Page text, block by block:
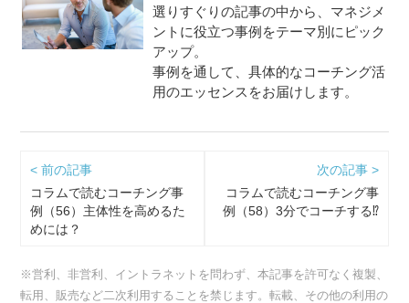
選りすぐりの記事の中から、マネジメ
ントに役立つ事例をテーマ別にピック
アップ。
事例を通して、具体的なコーチング活
用のエッセンスをお届けします。
< 前の記事
コラムで読むコーチング事
例（56）主体性を高めるた
めには？
次の記事 >
コラムで読むコーチング事
例（58）3分でコーチする⁉
※営利、非営利、イントラネットを問わず、本記事を許可なく複製、
転用、販売など二次利用することを禁じます。転載、その他の利用の